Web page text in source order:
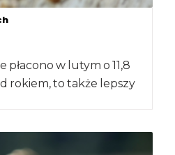
płacono w lutym o 11,8
rokiem, to także lepszy